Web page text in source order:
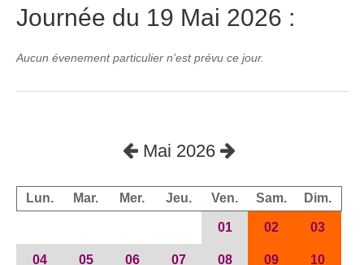
Journée du 19 Mai 2026 :
Aucun évenement particulier n'est prévu ce jour.
Mai 2026
Lun. Mar. Mer. Jeu. Ven. Sam. Dim.
01 02 03
04 05 06 07 08 09 10